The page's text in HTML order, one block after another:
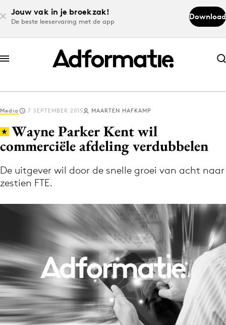
Jouw vak in je broekzak!
De beste leeservaring met de app
Download
Abonneer nu
Abonneer nu
Log in
Download de app
Volg het laatste nieuws via de Adformatie
Menu
Home
9 sept: GenAI-training
12 nov: MarketingLive!
Media 7 SEPTEMBER 2015 MAARTEN HAFKAMP
Wayne Parker Kent wil
commerciële afdeling verdubbelen
De uitgever wil door de snelle groei van acht naar
zestien FTE.